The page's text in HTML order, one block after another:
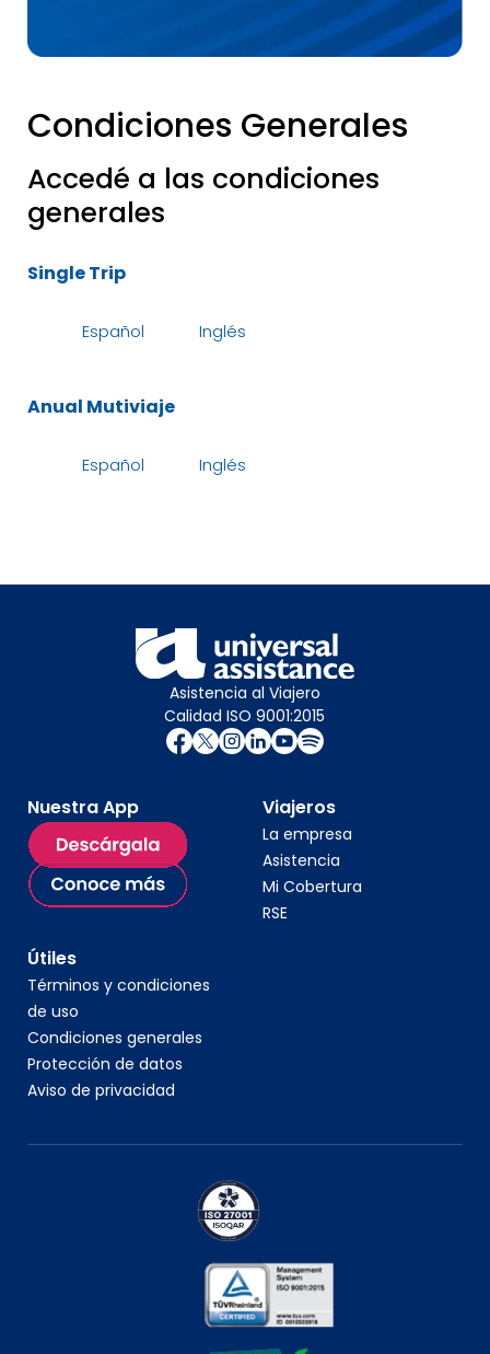
Condiciones Generales
Accedé a las condiciones
generales
Single Trip
Español Inglés
Anual Mutiviaje
Español Inglés
Asistencia al Viajero
Calidad ISO 9001:2015
Nuestra App Viajeros
La empresa
Asistencia
Mi Cobertura
RSE
Útiles
Términos y condiciones
de uso
Condiciones generales
Protección de datos
Aviso de privacidad